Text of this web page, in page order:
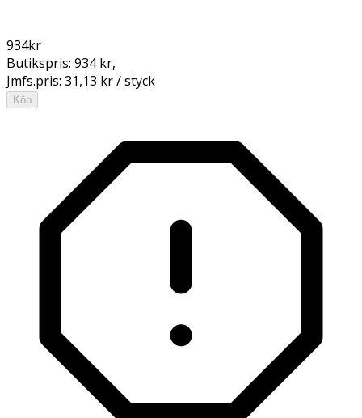
934kr
Butikspris: 934 kr,
Jmfs.pris: 31,13 kr / styck
Köp